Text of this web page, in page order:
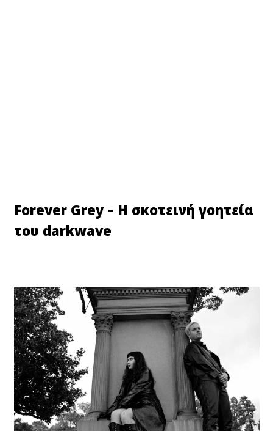
Forever Grey – Η σκοτεινή γοητεία
του darkwave